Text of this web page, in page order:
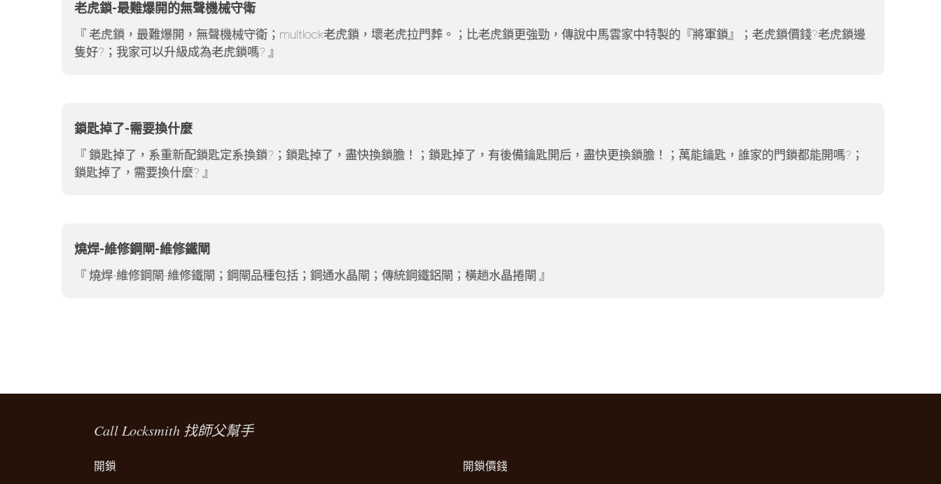
老虎鎖-最難爆開的無聲機械守衛
老虎鎖，最難爆開，無聲機械守衛；multlock老虎鎖，壞老虎拉門葬。；比老虎鎖更強勁，傳說中馬雲家中特製的『將軍鎖』；老虎鎖價錢?老虎鎖邊
隻好?；我家可以升級成為老虎鎖嗎?
鎖匙掉了-需要換什麼
鎖匙掉了，系重新配鎖匙定系換鎖?；鎖匙掉了，盡快換鎖膽！；鎖匙掉了，有後備鑰匙開后，盡快更換鎖膽！；萬能鑰匙，誰家的門鎖都能開嗎?；
鎖匙掉了，需要換什麼?
燒焊-維修鋼閘-維修鐵閘
燒焊-維修鋼閘-維修鐵閘；鋼閘品種包括；鋼通水晶閘；傳統鋼鐵鋁閘；橫趟水晶捲閘
Call Locksmith 找師父幫手
開鎖 開鎖價錢